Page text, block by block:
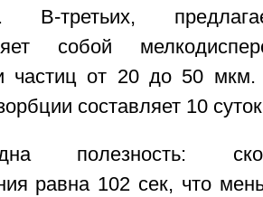
В-третьих,
собой
частиц от 20 до 50 мкм.
составляет 10
полезность:
равна 102 сек, что